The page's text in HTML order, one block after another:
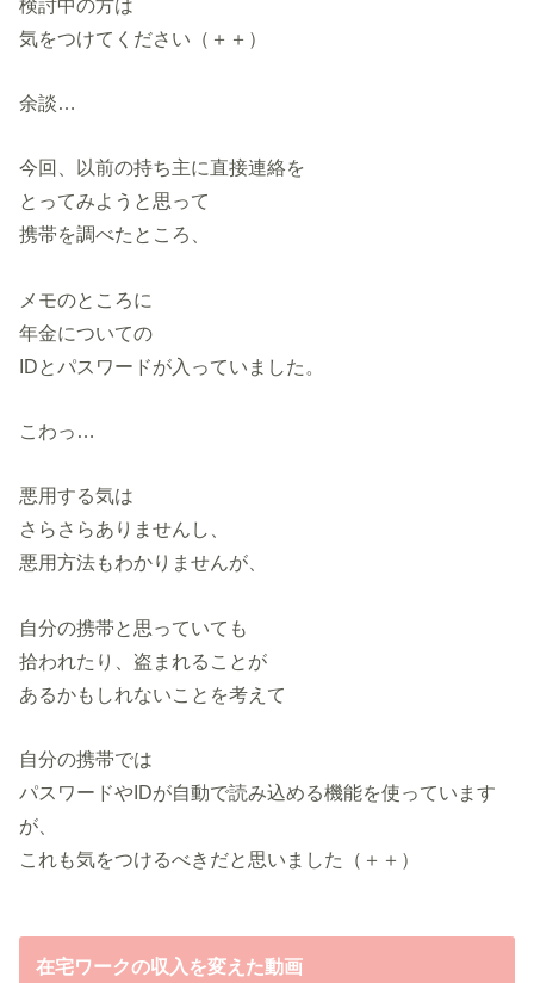
検討中の方は
気をつけてください（＋＋）
余談…
今回、以前の持ち主に直接連絡を
とってみようと思って
携帯を調べたところ、
メモのところに
年金についての
IDとパスワードが入っていました。
こわっ…
悪用する気は
さらさらありませんし、
悪用方法もわかりませんが、
自分の携帯と思っていても
拾われたり、盗まれることが
あるかもしれないことを考えて
自分の携帯では
パスワードやIDが自動で読み込める機能を使っています
が、
これも気をつけるべきだと思いました（＋＋）
在宅ワークの収入を変えた動画